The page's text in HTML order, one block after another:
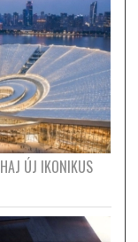
ÚJ IKONIKUS